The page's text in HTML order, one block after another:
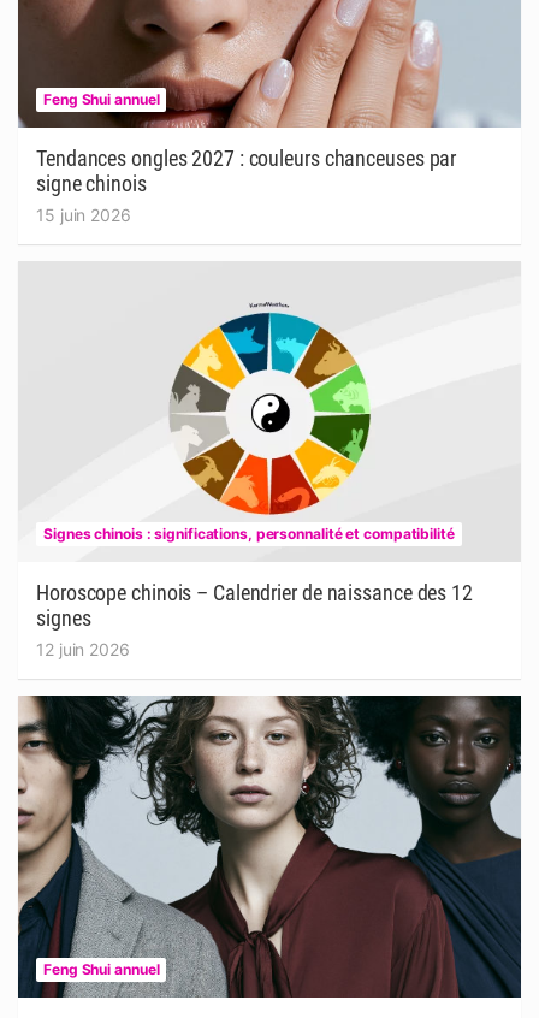
Feng Shui annuel
Tendances ongles 2027 : couleurs chanceuses par
signe chinois
15 juin 2026
Signes chinois : significations, personnalité et compatibilité
Horoscope chinois – Calendrier de naissance des 12
signes
12 juin 2026
Feng Shui annuel